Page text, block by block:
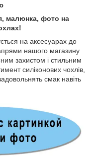
малюнка, фото на
на аксесуарах до
нашого магазину
захистом і стильним
силіконових чохлів,
смак навіть